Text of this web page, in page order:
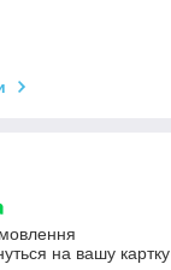
на вашу картку